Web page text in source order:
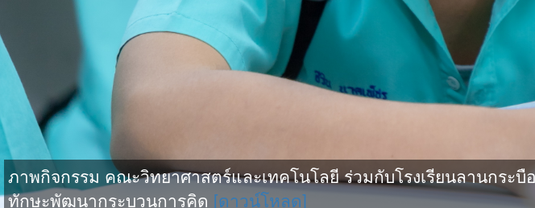
ภาพกิจกรรม คณะวิทยาศาสตร์และเทคโนโลยี ร่วมกับโรงเรียนลานกระ
ทักษะพัฒนากระบวนการคิด [ดาวน์โหลด]